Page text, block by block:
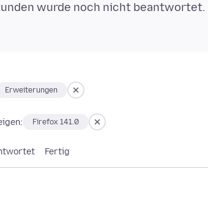
wurde noch nicht beantwortet.
Erweiterungen
Firefox 141.0
Fertig